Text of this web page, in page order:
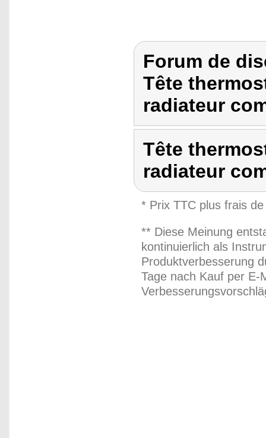
Forum de
Tête
radiateur
Tête
radiateur
* Prix TTC plus frais
** Diese Meinung
kontinuierlich als
Produktverbesserung
Tage nach Kauf per E-